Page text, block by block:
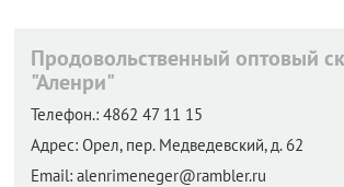
Продовольственный оптовый
"Аленри"
Телефон.: 4862 47 11 15
Адрес: Орел, пер. Медведевский, д. 62
Email: alenrimeneger@rambler.ru